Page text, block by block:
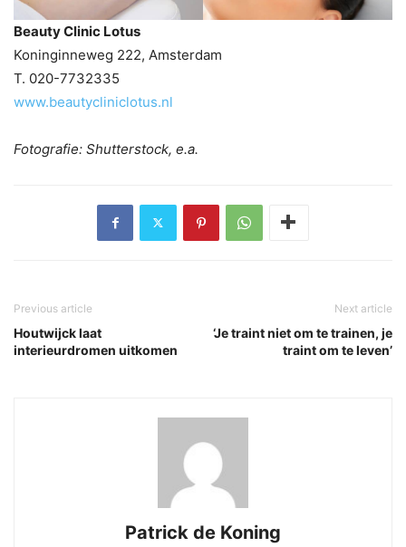
Beauty Clinic Lotus
Koninginneweg 222, Amsterdam
T. 020-7732335
www.beautycliniclotus.nl
Fotografie: Shutterstock, e.a.
Previous article
Houtwijck laat
interieurdromen uitkomen
Next article
‘Je traint niet om te trainen, je
traint om te leven’
Patrick de Koning